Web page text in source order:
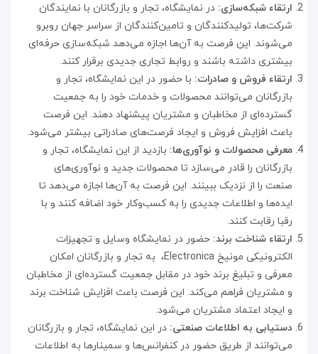
ارتقاء شبکه‌سازی: در نمایشگاه، تجار و بازرگانان با نمایندگان
شرکت‌ها، تولیدکنندگان و تامین‌کنندگان از سراسر جهان روبرو
می‌شوند. این فرصت به آن‌ها اجازه می‌دهد شبکه‌سازی حرفه‌ای
بیشتری داشته باشند و روابط تجاری جدیدی برقرار کنند.
ارتقاء فروش و صادرات: با حضور در این نمایشگاه، تجار و
بازرگانان می‌توانند محصولات و خدمات خود را به جمعیت
گسترده‌ای از مخاطبان و مشتریان پیشنهاد دهند. این فرصت
باعث افزایش فروش و ایجاد فرصت‌های صادراتی بیشتر می‌شود.
معرفی محصولات و نوآوری‌ها: بازدید از این نمایشگاه، تجار و
بازرگانان را قادر می‌سازد تا محصولات جدید و نوآوری‌های
صنعت را از نزدیک ببینند. این فرصت به آن‌ها اجازه می‌دهد تا
ایده‌ها و اطلاعات جدیدی را به کسب‌وکار خود اضافه کنند و با
رقبا رقابت کنند.
ارتقاء شناخت برند: حضور در نمایشگاه وسایل و تجهیزات
الکترونیکی مونیخ Electronica، به تجار و بازرگانان امکان
معرفی و تبلیغ برند خود در مقابل جمعیت گسترده‌ای از مخاطبان
و مشتریان فراهم می‌کند. این فرصت باعث افزایش شناخت برند
و ایجاد اعتماد مشتریان می‌شود.
دستیابی به اطلاعات صنعتی: در این نمایشگاه، تجار و بازرگانان
می‌توانند از طریق حضور در کنفرانس‌ها و سمینارها به اطلاعات